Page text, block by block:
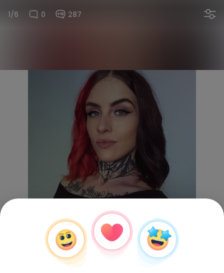
1/6 0 287